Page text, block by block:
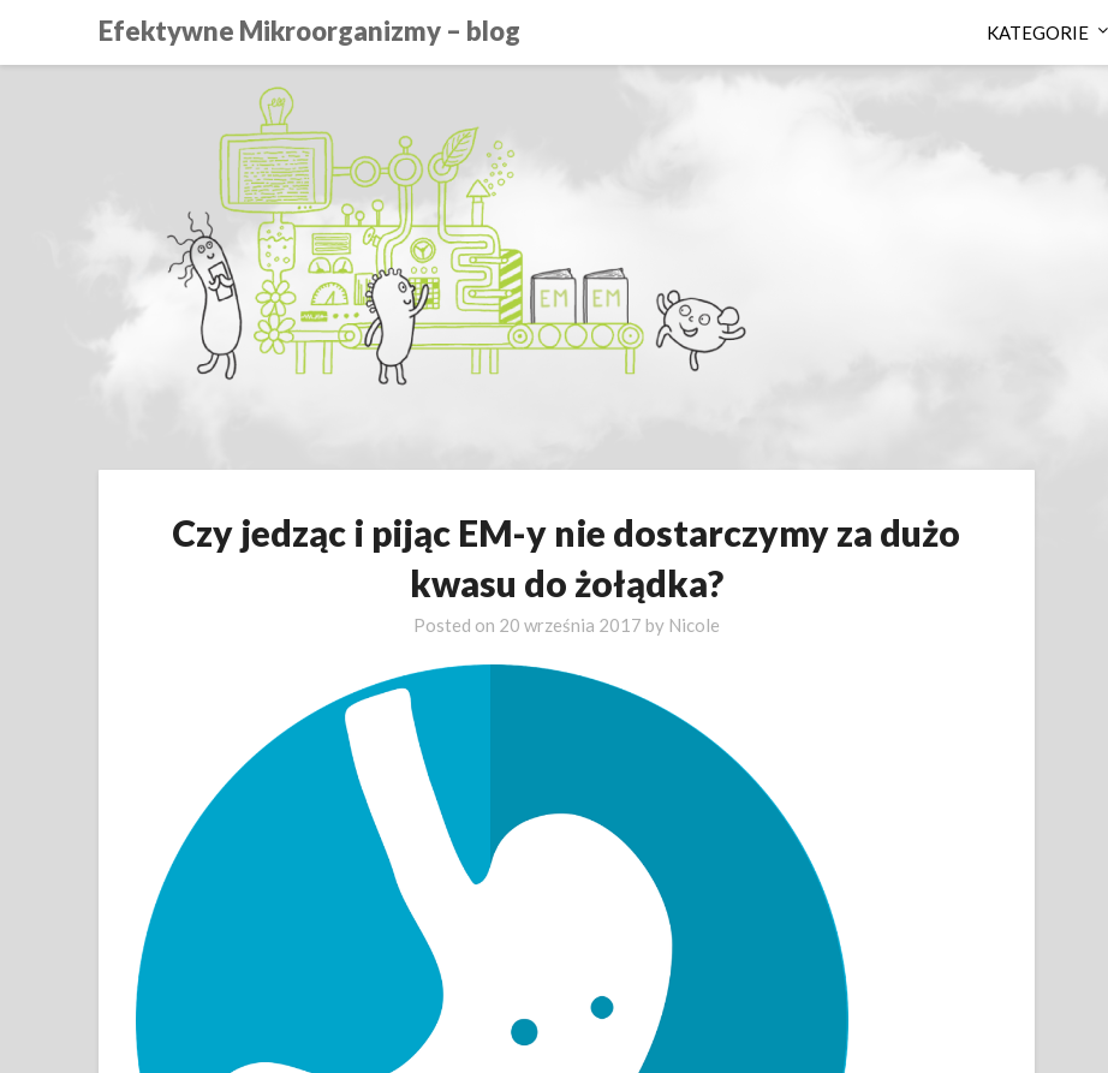
Efektywne Mikroorganizmy – blog KATEGORIE
Czy jedząc i pijąc EM-y nie dostarczymy za dużo
kwasu do żołądka?
Posted on 20 września 2017 by Nicole